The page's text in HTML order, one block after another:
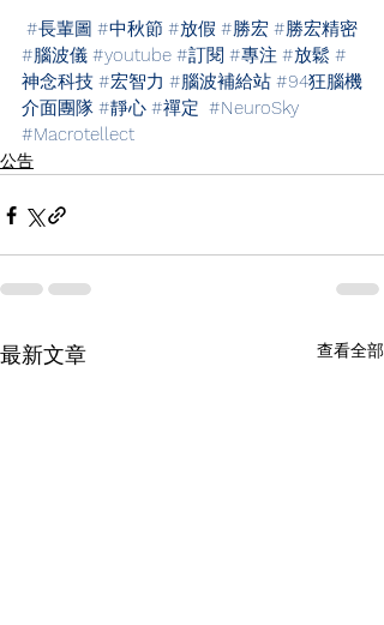
#長輩圖 #中秋節 #放假 #勝宏 #勝宏精密
#腦波儀 #youtube #訂閱 #專注 #放鬆 #
神念科技 #宏智力 #腦波補給站 #94狂腦機
介面團隊 #靜心 #禪定 #NeuroSky
#Macrotellect
公告
最新文章 查看全部